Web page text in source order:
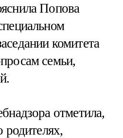
Попова
комитета
семьи,
отметила,
родителях,